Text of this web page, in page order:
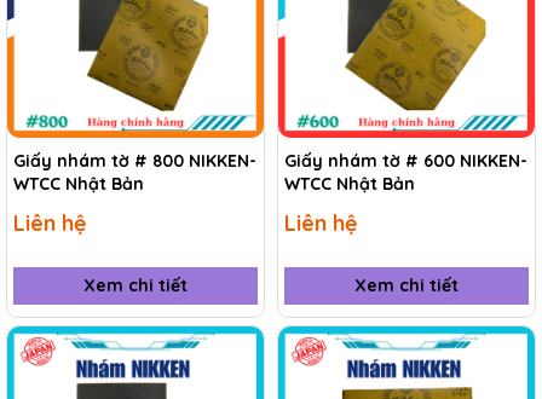
Giấy nhám tờ # 800 NIKKEN-
WTCC Nhật Bản
Liên hệ
Xem chi tiết
Giấy nhám tờ # 600 NIKKEN-
WTCC Nhật Bản
Liên hệ
Xem chi tiết